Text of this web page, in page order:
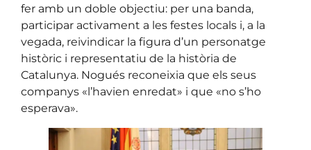
fer amb un doble objectiu: per una banda,
participar activament a les festes locals i, a la
vegada, reivindicar la figura d’un personatge
històric i representatiu de la història de
Catalunya. Nogués reconeixia que els seus
companys «l’havien enredat» i que «no s’ho
esperava».